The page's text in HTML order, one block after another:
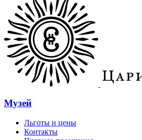
Музей
Льготы и цены
Контакты